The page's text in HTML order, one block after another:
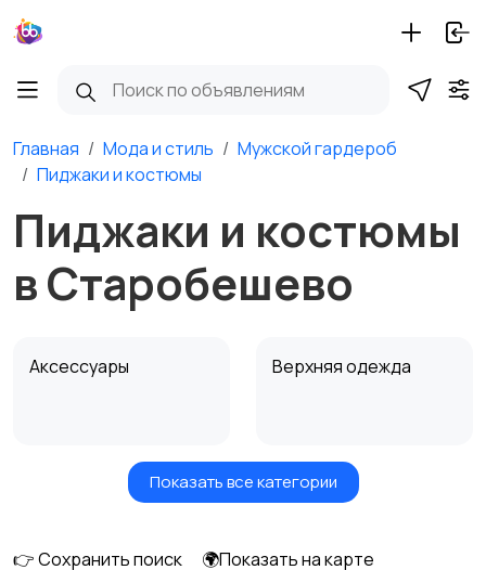
Главная Мода и стиль
Мужской гардероб
Пиджаки и костюмы
Пиджаки и костюмы
в Старобешево
Аксессуары Верхняя одежда
Головные уборы Домашняя одежда
Показать все категории
👉 Сохранить поиск
🌍Показать на карте